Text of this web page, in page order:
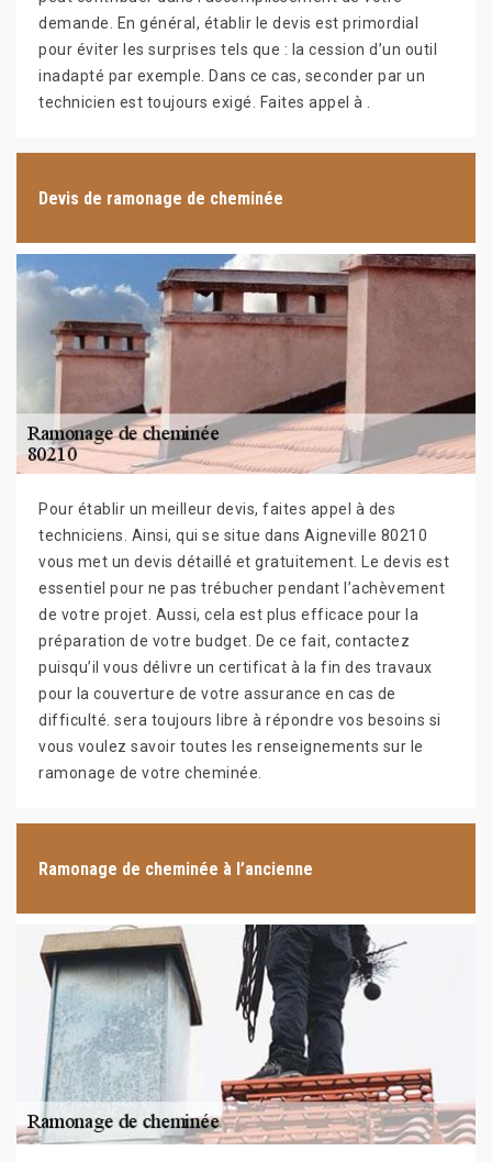
demande. En général, établir le devis est primordial
pour éviter les surprises tels que : la cession d’un outil
inadapté par exemple. Dans ce cas, seconder par un
technicien est toujours exigé. Faites appel à .
Devis de ramonage de cheminée
Pour établir un meilleur devis, faites appel à des
techniciens. Ainsi, qui se situe dans Aigneville 80210
vous met un devis détaillé et gratuitement. Le devis est
essentiel pour ne pas trébucher pendant l’achèvement
de votre projet. Aussi, cela est plus efficace pour la
préparation de votre budget. De ce fait, contactez
puisqu’il vous délivre un certificat à la fin des travaux
pour la couverture de votre assurance en cas de
difficulté. sera toujours libre à répondre vos besoins si
vous voulez savoir toutes les renseignements sur le
ramonage de votre cheminée.
Ramonage de cheminée à l’ancienne